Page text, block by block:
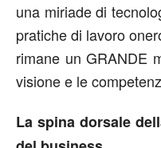
una miriade di
pratiche di lavoro
rimane un GRANDE
visione e le
La spina dorsale